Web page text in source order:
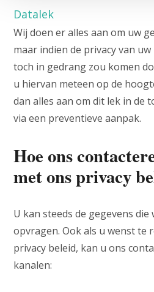
Datalek
Wij doen er alles aan om uw
maar indien de privacy van
toch in gedrang zou komen
u hiervan meteen op de
dan alles aan om dit lek in de
via een preventieve aanpak.
Hoe ons
met ons privacy
U kan steeds de gegevens
opvragen. Ook als u wenst te
privacy beleid, kan u ons
kanalen: